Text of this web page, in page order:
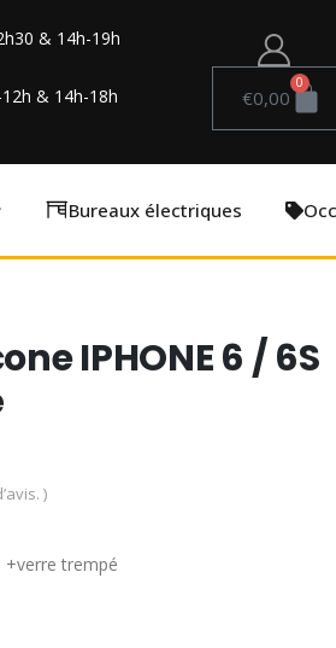
& 14h-19h
12h & 14h-18h
€0,00
0
Bureaux électriques
IPHONE 6 / 6S
)
+verre trempé